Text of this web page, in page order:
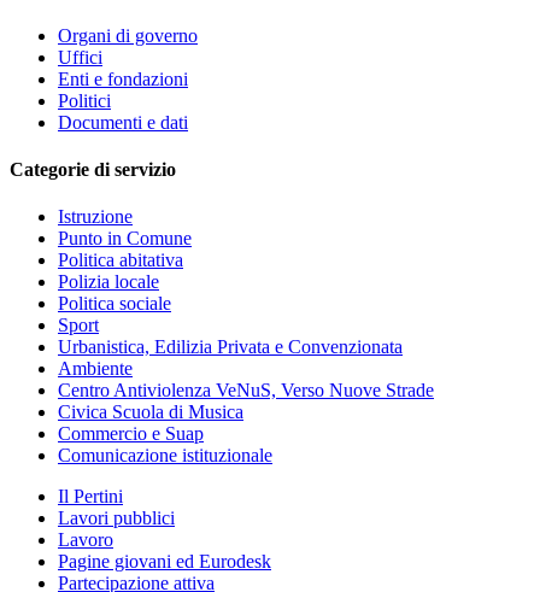
Organi di governo
Uffici
Enti e fondazioni
Politici
Documenti e dati
Categorie di servizio
Istruzione
Punto in Comune
Politica abitativa
Polizia locale
Politica sociale
Sport
Urbanistica, Edilizia Privata e Convenzionata
Ambiente
Centro Antiviolenza VeNuS, Verso Nuove Strade
Civica Scuola di Musica
Commercio e Suap
Comunicazione istituzionale
Il Pertini
Lavori pubblici
Lavoro
Pagine giovani ed Eurodesk
Partecipazione attiva